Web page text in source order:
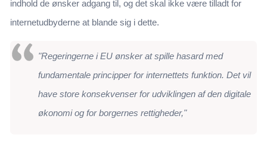
indhold de ønsker adgang til, og det skal ikke være tilladt for
internetudbyderne at blande sig i dette.
"Regeringerne i EU ønsker at spille hasard med
fundamentale principper for internettets funktion. Det vil
have store konsekvenser for udviklingen af den digitale
økonomi og for borgernes rettigheder,"